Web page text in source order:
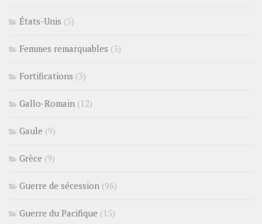
États-Unis (5)
Femmes remarquables (3)
Fortifications (3)
Gallo-Romain (12)
Gaule (9)
Grèce (9)
Guerre de sécession (96)
Guerre du Pacifique (15)